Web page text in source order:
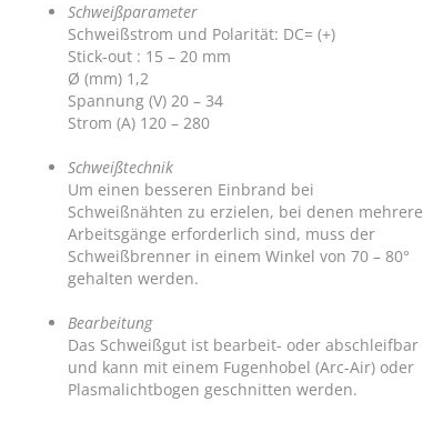
Schweißparameter
Schweißstrom und Polarität: DC= (+)
Stick-out : 15 – 20 mm
Ø (mm) 1,2
Spannung (V) 20 – 34
Strom (A) 120 – 280
Schweißtechnik
Um einen besseren Einbrand bei
Schweißnähten zu erzielen, bei denen mehrere
Arbeitsgänge erforderlich sind, muss der
Schweißbrenner in einem Winkel von 70 – 80°
gehalten werden.
Bearbeitung
Das Schweißgut ist bearbeit- oder abschleifbar
und kann mit einem Fugenhobel (Arc-Air) oder
Plasmalichtbogen geschnitten werden.